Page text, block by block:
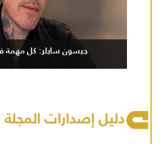
جيسون سايلر: كل مهمة
دليل إصدارات المجلة